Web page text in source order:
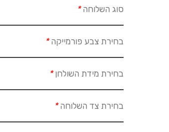
סוג השלוחה*
בחירת צבע פורמייקה*
בחירת מידת השולחן*
בחירת צד השלוחה*